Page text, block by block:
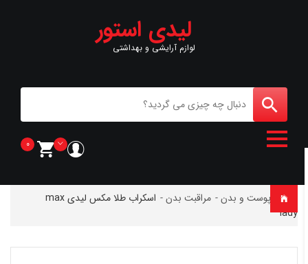
لیدی استور
لوازم آرایشی و بهداشتی
0
خانه پوست و بدن - مراقبت بدن -
اسكراب طلا مکس لیدی max
lady